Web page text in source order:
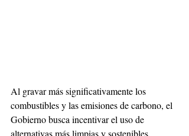
Al gravar más significativamente los
combustibles y las emisiones de carbono, el
Gobierno busca incentivar el uso de
alternativas más limpias y sostenibles.